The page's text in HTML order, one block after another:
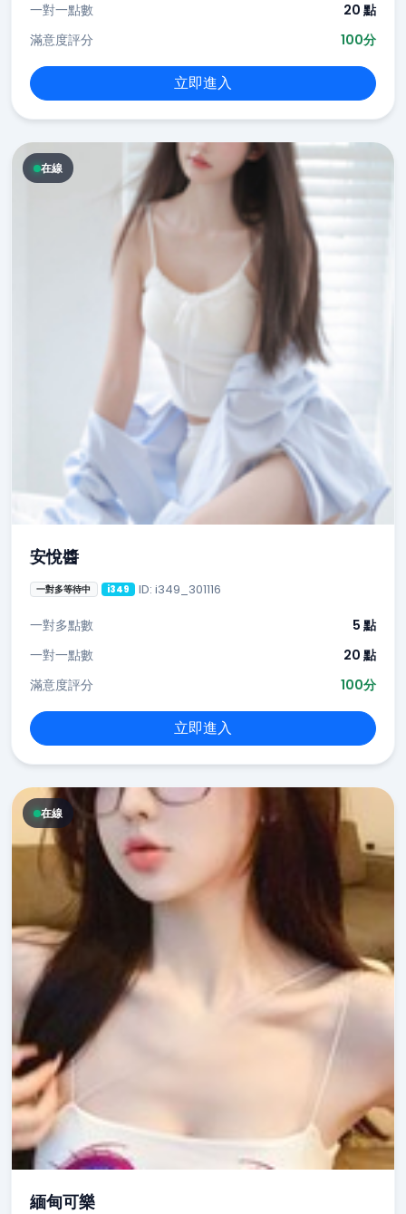
一對一點數
20 點
滿意度評分
100分
立即進入
在線
安悅醬
一對多等待中 i349 ID: i349_301116
一對多點數
5 點
一對一點數
20 點
滿意度評分
100分
立即進入
在線
緬甸可樂